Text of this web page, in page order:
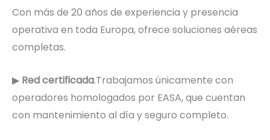
Con más de 20 años de experiencia y presencia
operativa en toda Europa, ofrece soluciones aéreas
completas.
▶ Red certificada.Trabajamos únicamente con
operadores homologados por EASA, que cuentan
con mantenimiento al día y seguro completo.